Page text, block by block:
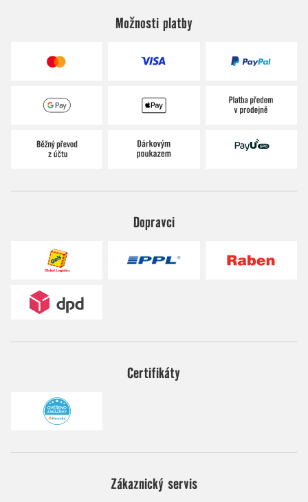
Možnosti platby
Dopravci
Certifikáty
Zákaznický servis